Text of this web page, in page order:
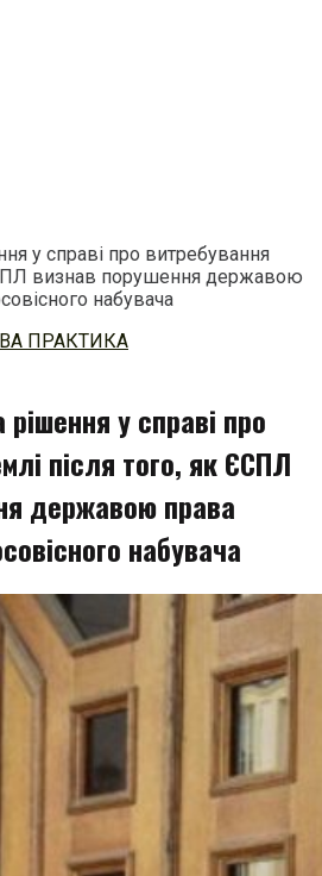
у справі про витребування
визнав порушення державою
набувача
ПРАКТИКА
у справі про
після того, як ЄСПЛ
державою права
набувача